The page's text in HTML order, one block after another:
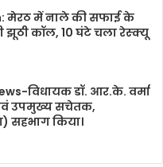
मेरठ में नाले की सफाई के
झूठी कॉल, 10 घंटे चला रेस्क्यू
विधायक डॉ. आर.के. वर्मा
उपमुख्य सचेतक,
सहभाग किया।